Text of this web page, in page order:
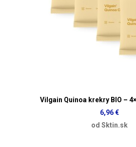
Vilgain Quinoa krekry BIO –
6,96 €
od Sktin.sk